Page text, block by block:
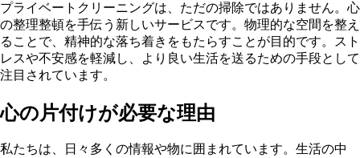
プライベートクリーニングは、ただの掃除ではありません。心
の整理整頓を手伝う新しいサービスです。物理的な空間を整え
ることで、精神的な落ち着きをもたらすことが目的です。スト
レスや不安感を軽減し、より良い生活を送るための手段として
注目されています。
心の片付けが必要な理由
私たちは、日々多くの情報や物に囲まれています。生活の中